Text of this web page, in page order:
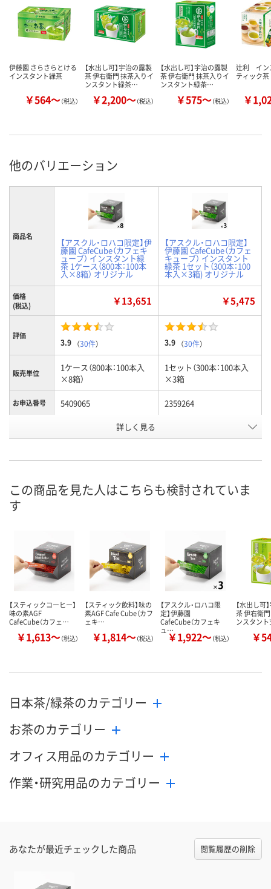
伊藤園 さらさらとける
インスタント緑茶
￥564～（税込）
【水出し可】宇治の露製
茶 伊右衛門 抹茶入りイ
ンスタント緑茶…
￥2,200～（税込）
【水出し可】宇治の露製
茶 伊右衛門 抹茶入りイ
ンスタント緑茶…
￥575～（税込）
辻利 イン
ティック茶
￥
他のバリエーション
商品名
【アスクル・ロハコ限定】伊
藤園 CafeCube（カフェキ
ューブ） インスタント緑
茶 1ケース（800本：100本
入×8箱） オリジナル
【アスクル・ロハコ限定】
伊藤園 CafeCube（カフェ
キューブ） インスタント
緑茶 1セット（300本：100
本入×3箱) オリジナル
価格
(税込)
￥13,651 ￥5,475
評価
3.9 （30件） 3.9 （30件）
販売単位
1ケース（800本：100本入
×8箱）
1セット（300本：100本入
×3箱
お申込番号 5409065 2359264
詳しく見る
この商品を見た人はこちらも検討されていま
す
【スティックコーヒー】
味の素AGF
CafeCube（カフェ…
￥1,613～（税込）
【スティック飲料】味の
素AGF Cafe Cube（カフ
ェキ…
￥1,814～（税込）
【アスクル・ロハコ限
定】伊藤園
CafeCube（カフェキ
ュ…￥1,922～（税込）
【水出し可
茶 伊右衛
ンスタン
￥
日本茶/緑茶のカテゴリー
お茶のカテゴリー
オフィス用品のカテゴリー
作業・研究用品のカテゴリー
あなたが最近チェックした商品 閲覧履歴の削除